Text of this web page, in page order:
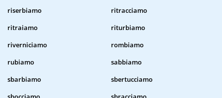
riserbiamo
ritracciamo
ritraiamo
riturbiamo
riverniciamo
rombiamo
rubiamo
sabbiamo
sbarbiamo
sbertucciamo